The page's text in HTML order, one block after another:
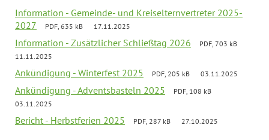
Information - Gemeinde- und Kreiselternvertreter 2025-
2027
PDF, 635 kB 17.11.2025
Information - Zusätzlicher Schließtag 2026
PDF, 703 kB
11.11.2025
Ankündigung - Winterfest 2025 PDF, 205 kB 03.11.2025
Ankündigung - Adventsbasteln 2025
PDF, 108 kB
03.11.2025
Bericht - Herbstferien 2025 PDF, 287 kB 27.10.2025